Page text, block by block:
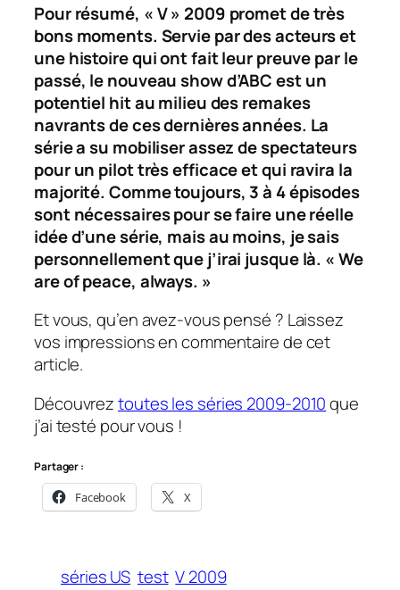
Pour résumé, « V » 2009 promet de très
bons moments. Servie par des acteurs et
une histoire qui ont fait leur preuve par le
passé, le nouveau show d’ABC est un
potentiel hit au milieu des remakes
navrants de ces dernières années. La
série a su mobiliser assez de spectateurs
pour un pilottrès efficace et qui ravira la
majorité. Comme toujours, 3 à 4 épisodes
sont nécessaires pour se faire une réelle
idée d’une série, mais au moins, je sais
personnellement que j’irai jusque là. « We
are of peace, always. »
Et vous, qu’en avez-vous pensé ? Laissez
vos impressions en commentaire de cet
article.
Découvreztoutes les séries 2009-2010que
j’ai testé pour vous !
Partager :
Facebook X
séries US test V 2009